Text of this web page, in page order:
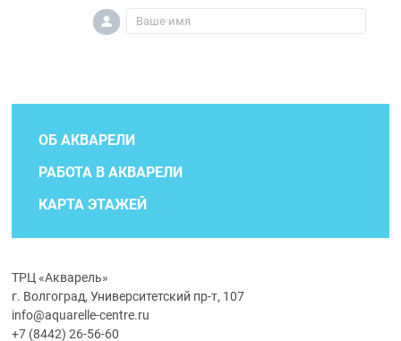
ОБ АКВАРЕЛИ
РАБОТА В АКВАРЕЛИ
КАРТА ЭТАЖЕЙ
ТРЦ «Акварель»
г. Волгоград, Университетский пр-т, 107
info@aquarelle-centre.ru
+7 (8442) 26-56-60